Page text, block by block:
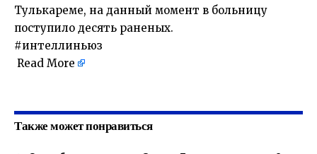
Тулькареме, на данный момент в больницу
поступило десять раненых.
#интеллиньюз
Read More
Также может понравиться